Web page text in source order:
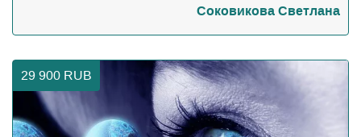
Соковикова Светлана
29 900 RUB